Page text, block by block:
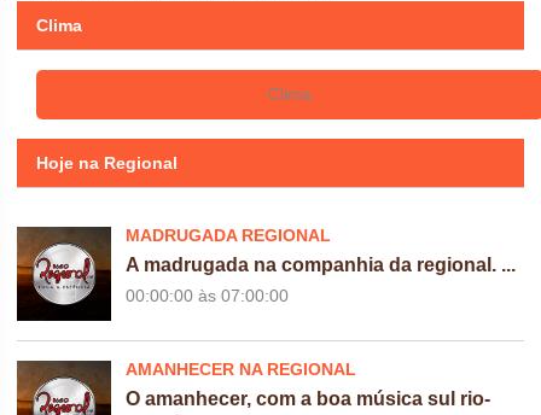
Clima
Clima
Hoje na Regional
MADRUGADA REGIONAL
A madrugada na companhia da regional. ...
00:00:00 às 07:00:00
AMANHECER NA REGIONAL
O amanhecer, com a boa música sul rio-